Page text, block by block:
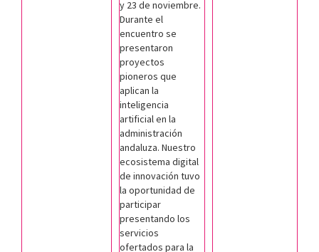
y 23 de noviembre.
Durante el
encuentro se
presentaron
proyectos
pioneros que
aplican la
inteligencia
artificial en la
administración
andaluza. Nuestro
ecosistema digital
de innovación tuvo
la oportunidad de
participar
presentando los
servicios
ofertados para la